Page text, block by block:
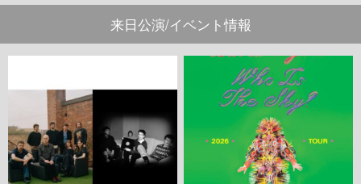
来日公演/イベント情報